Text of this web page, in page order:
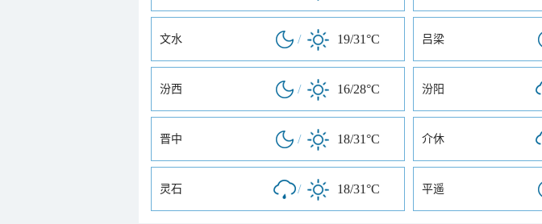
文水 / 19/31°C 吕梁
汾西 / 16/28°C 汾阳
晋中 / 18/31°C 介休
灵石 / 18/31°C 平遥